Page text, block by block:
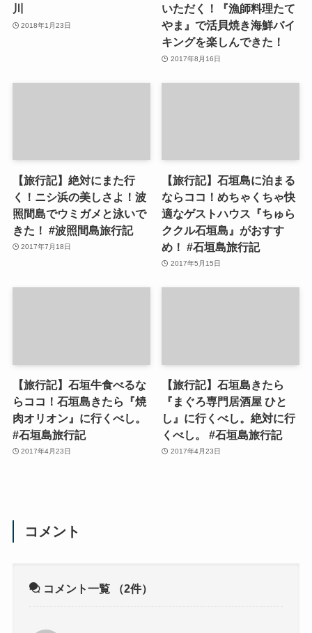
川
2018年1月23日
いただく！『漁師料理たて
やま』で活貝焼き海鮮バイ
キングを楽しんできた！
2017年8月16日
【旅行記】絶対にまた行
く！ニシ浜の美しさよ！波
照間島でウミガメと泳いで
きた！ #波照間島旅行記
2017年7月18日
【旅行記】石垣島に泊まる
ならココ！めちゃくちゃ快
適なゲストハウス『ちゅら
ククル石垣島』がおすす
め！ #石垣島旅行記
2017年5月15日
【旅行記】石垣牛食べるな
らココ！石垣島きたら『焼
肉オリオン』に行くべし。
#石垣島旅行記
2017年4月23日
【旅行記】石垣島きたら
『まぐろ専門居酒屋 ひと
し』に行くべし。絶対に行
くべし。 #石垣島旅行記
2017年4月23日
コメント
コメント一覧 （2件）